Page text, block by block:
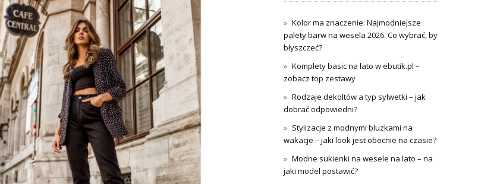
Kolor ma znaczenie: Najmodniejsze
palety barw na wesela 2026. Co wybrać, by
błyszczeć?
Komplety basic na lato w ebutik.pl –
zobacz top zestawy
Rodzaje dekoltów a typ sylwetki – jak
dobrać odpowiedni?
Stylizacje z modnymi bluzkami na
wakacje – jaki look jest obecnie na czasie?
Modne sukienki na wesele na lato – na
jaki model postawić?